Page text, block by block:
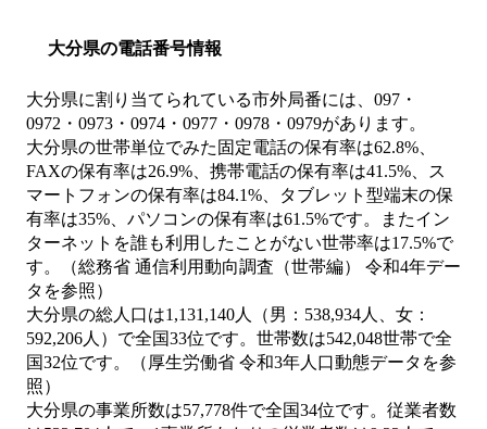
大分県の電話番号情報
大分県に割り当てられている市外局番には、097・
0972・0973・0974・0977・0978・0979があります。
大分県の世帯単位でみた固定電話の保有率は62.8%、
FAXの保有率は26.9%、携帯電話の保有率は41.5%、ス
マートフォンの保有率は84.1%、タブレット型端末の保
有率は35%、パソコンの保有率は61.5%です。またイン
ターネットを誰も利用したことがない世帯率は17.5%で
す。（総務省 通信利用動向調査（世帯編） 令和4年デー
タを参照）
大分県の総人口は1,131,140人（男：538,934人、女：
592,206人）で全国33位です。世帯数は542,048世帯で全
国32位です。（厚生労働省 令和3年人口動態データを参
照）
大分県の事業所数は57,778件で全国34位です。従業者数